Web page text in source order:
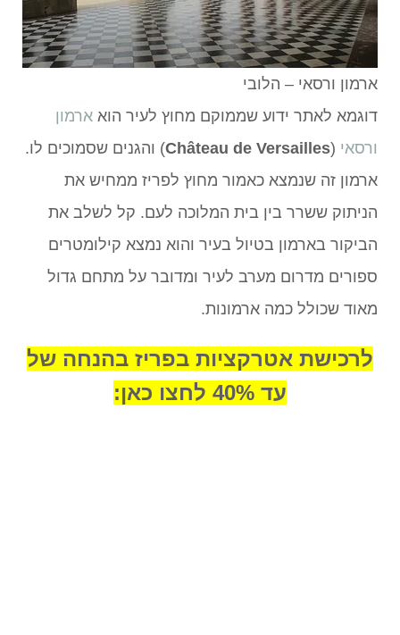
ארמון ורסאי – הלובי
דוגמא לאתר ידוע שממוקם מחוץ לעיר הוא ארמון
ורסאי (
Château de Versailles) והגנים שסמוכים לו.
ארמון זה שנמצא כאמור מחוץ לפריז ממחיש את
הניתוק ששרר בין בית המלוכה לעם. קל לשלב את
הביקור בארמון בטיול בעיר והוא נמצא קילומטרים
ספורים מדרום מערב לעיר ומדובר על מתחם גדול
מאוד שכולל כמה ארמונות.
לרכישת אטרקציות בפריז בהנחה של
עד 40% לחצו כאן: